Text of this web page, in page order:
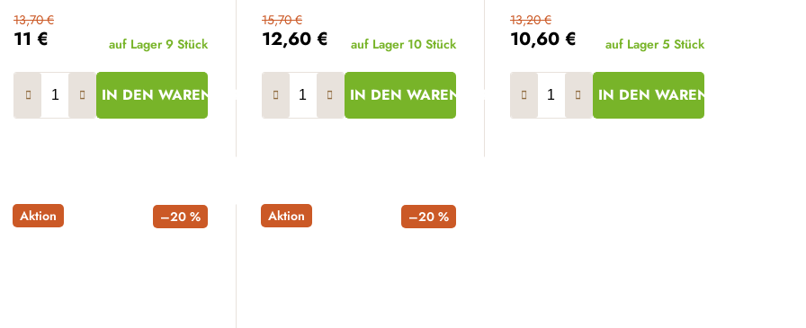
11 €
13,70 €
auf Lager 9 Stück
IN DEN WARENKORB
12,60 €
15,70 €
auf Lager 10 Stück
IN DEN WARENKORB
10,60 €
13,20 €
auf Lager 5 Stück
IN DEN WARENKORB
Aktion –20 % Aktion –20 %